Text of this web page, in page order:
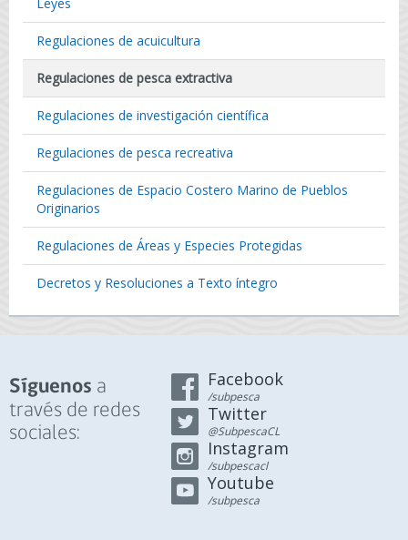
Regulaciones de acuicultura
Regulaciones de pesca extractiva
Regulaciones de investigación científica
Regulaciones de pesca recreativa
Regulaciones de Espacio Costero Marino de Pueblos
Originarios
Regulaciones de Áreas y Especies Protegidas
Decretos y Resoluciones a Texto íntegro
Síguenos a
través de redes
sociales:
Facebook
/subpesca
Twitter
@SubpescaCL
Instagram
/subpescacl
Youtube
/subpesca